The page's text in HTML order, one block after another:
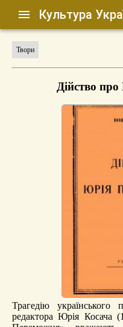
Культура
Твори
Дійство
Трагедію українського
редактора Юрія Косача